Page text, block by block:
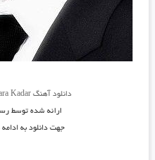
دانلود آهنگ Pazara Kadar از Mustafa Sandal
ارائه شده توسط
جهت دانلود به